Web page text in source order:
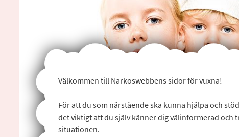
Välkommen till Narkoswebbens sidor för vuxna!
För att du som närstående ska kunna hjälpa och
det viktigt att du själv känner dig välinformerad och
situationen.